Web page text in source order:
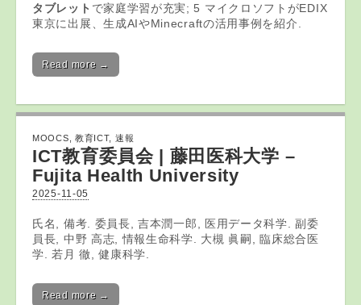
タブレット で家庭学習が充実; 5 マイクロソフトがEDIX
東京に出展、生成AIやMinecraftの活用事例を紹介.
Read more →
MOOCS 教育ICT, 速報
ICT教育委員会 | 藤田医科大学 –
Fujita Health University
2025-11-05
氏名, 備考. 委員長, 吉本潤一郎, 医用データ科学. 副委
員長, 中野 高志, 情報生命科学. 大槻 眞嗣, 臨床総合医
学. 若月 徹, 健康科学.
Read more →